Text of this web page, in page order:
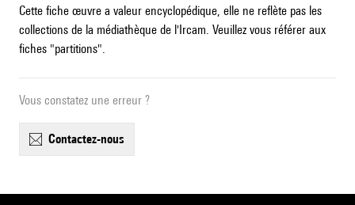
Cette fiche œuvre a valeur encyclopédique, elle ne reflète pas les
collections de la médiathèque de l'Ircam. Veuillez vous référer aux
fiches "partitions".
Vous constatez une erreur ?
contactez-nous